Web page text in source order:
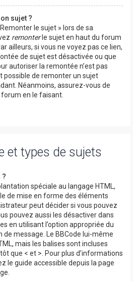
sujet ?
le sujet » lors de sa
remonterle sujet en haut du forum
ailleurs, si vous ne voyez pas ce lien,
de sujet est désactivée ou que
autoriser la remontée n’est pas
possible de remonter un sujet
Néanmoins, assurez-vous de
en le faisant.
et types de sujets
?
spéciale au langage HTML,
de mise en forme des éléments
peut décider si vous pouvez
pouvez aussi les désactiver dans
en utilisant l’option appropriée du
message. Le BBCode lui-même
mais les balises sont incluses
que < et >. Pour plus d’informations
le guide accessible depuis la page